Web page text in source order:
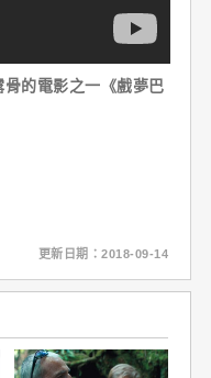
的電影之一《戲夢巴
更新日期：2018-09-14